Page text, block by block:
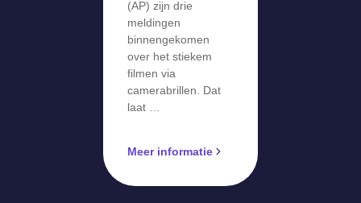
(AP) zijn drie
meldingen
binnengekomen
over het stiekem
filmen via
camerabrillen. Dat
laat …
Meer informatie